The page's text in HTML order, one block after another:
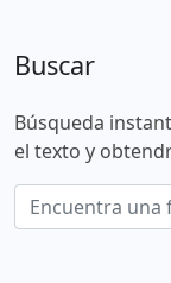
Buscar
Búsqueda
el texto y